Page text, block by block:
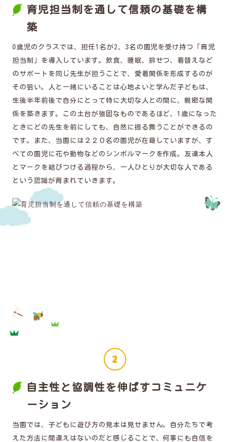
育児担当制を通して信頼の基礎を構
築
0歳児のクラスでは、担任1名が2、3名の園児を受け持つ「育児
担当制」を導入しています。飲食、睡眠、排せつ、着替えなど
のサポートを同じ先生が担うことで、愛着関係を形成するのが
その狙い。人と一緒にいることは心地よいと学んだ子どもは、
生後半年前後で自分にとって特に大切な人との間に、親密な関
係を築きます。この土台が強固なものであるほど、1歳になった
ときにどの先生を前にしても、自然に振る舞うことができるの
です。また、当園には２２０名の園児が在籍していますが、す
べての園児に花や動物などのシンボルマークを作成。友達本人
とマークを結びつける過程から、一人ひとりが大切な人である
という認識が育まれていきます。
自主性と協調性を伸ばすコミュニケ
ーション
当園では、子どもに遊び方の見本は見せません。自分たちで考
えた方法に間違えはないのだと感じることで、何事にも自信を